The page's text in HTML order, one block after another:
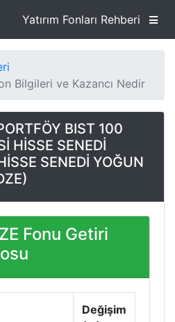
Yatırım Fonları Rehberi
Bilgileri ve Kazancı Nedir
BIST 100
HİSSE SENEDİ
SENEDİ YOĞUN
Fonu Getiri
Değişim